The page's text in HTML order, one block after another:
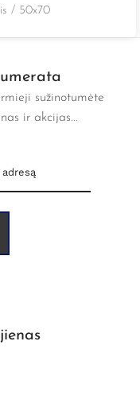
/ 50x70
sužinotumėte
ir akcijas...